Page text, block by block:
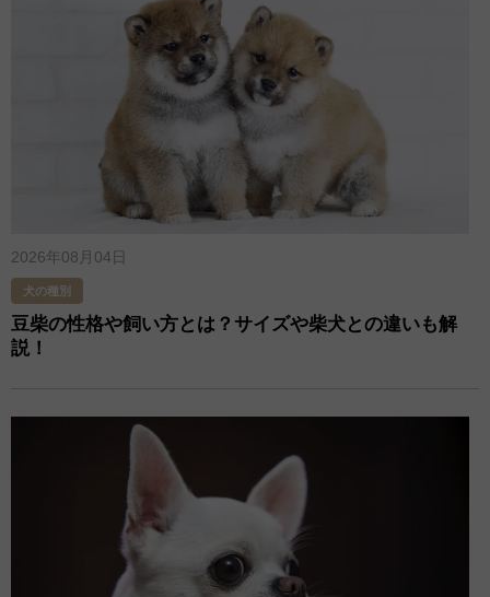
2026年08月04日
犬の種別
豆柴の性格や飼い方とは？サイズや柴犬との違いも解
説！